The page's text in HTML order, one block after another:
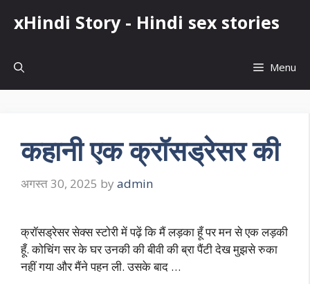
xHindi Story - Hindi sex stories
Menu
कहानी एक क्रॉसड्रेसर की
अगस्त 30, 2025 by admin
क्रॉसड्रेसर सेक्स स्टोरी में पढ़ें कि मैं लड़का हूँ पर मन से एक लड़की
हूँ. कोचिंग सर के घर उनकी की बीवी की ब्रा पैंटी देख मुझसे रुका
नहीं गया और मैंने पहन ली. उसके बाद …